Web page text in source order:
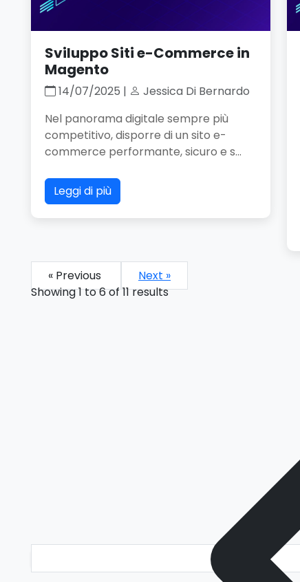
Sviluppo Siti e-Commerce in
Magento
14/07/2025 |
Jessica Di Bernardo
Nel panorama digitale sempre più
competitivo, disporre di un sito e-
commerce performante, sicuro e s...
Leggi di più
« Previous
Next »
Showing1to6of11results